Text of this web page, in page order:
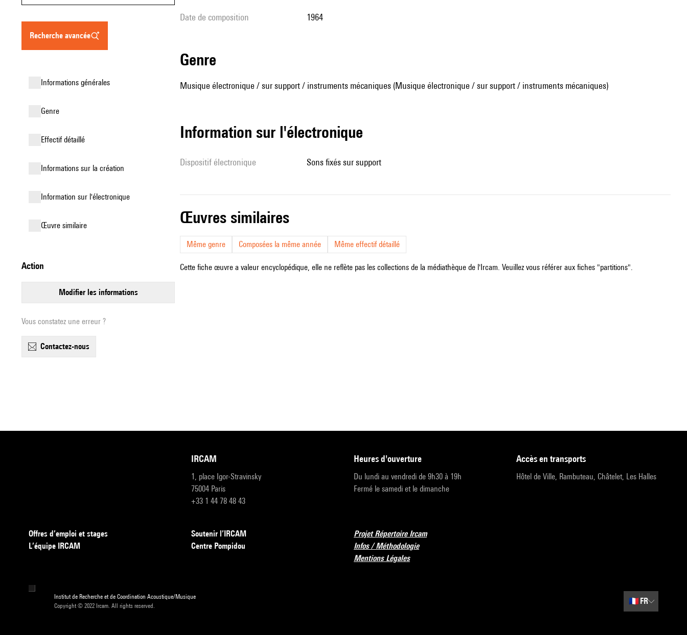
recherche avancée
informations générales
genre
effectif détaillé
informations sur la création
Information sur l'électronique
œuvre similaire
action
modifier les informations
Vous constatez une erreur ?
contactez-nous
date de composition 1964
genre
Musique électronique / sur support / instruments mécaniques (Musique électronique / sur support / instruments mécaniques)
Information sur l'électronique
Dispositif électronique sons fixés sur support
œuvres similaires
Même genre Composées la même année Même effectif détaillé
Cette fiche œuvre a valeur encyclopédique, elle ne reflète pas les collections de la médiathèque de l'Ircam. Veuillez vous référer aux fiches "partitions".
IRCAM
1, place Igor-Stravinsky
75004 Paris
+33 1 44 78 48 43
heures d'ouverture
Du lundi au vendredi de 9h30 à 19h
Fermé le samedi et le dimanche
accès en transports
Hôtel de Ville, Rambuteau, Châtelet, Les Halles
Offres d’emploi et stages
L’équipe IRCAM
Soutenir l’IRCAM
Centre Pompidou
Projet Répertoire Ircam
Infos / Méthodologie
Mentions Légales
Institut de Recherche et de Coordination Acoustique/Musique
Copyright © 2022 Ircam. All rights reserved.
🇫🇷 FR